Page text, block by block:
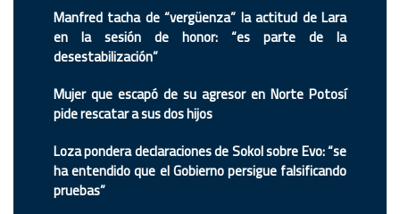
Manfred tacha de “vergüenza” la actitud de Lara
en la sesión de honor: “es parte de la
desestabilización”
Mujer que escapó de su agresor en Norte Potosí
pide rescatar a sus dos hijos
Loza pondera declaraciones de Sokol sobre Evo: “se
ha entendido que el Gobierno persigue falsificando
pruebas”